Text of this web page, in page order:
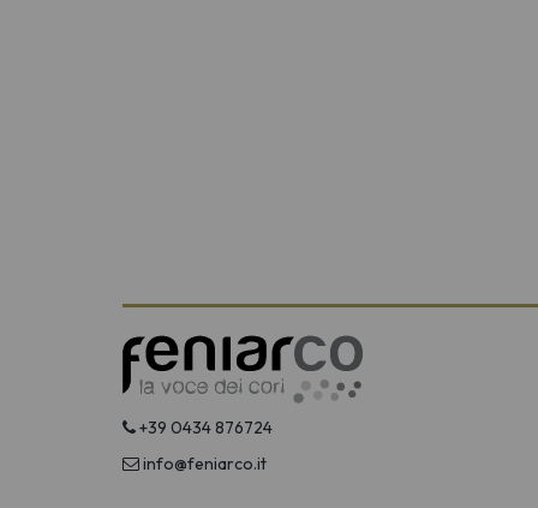
+39 0434 876724
info@feniarco.it